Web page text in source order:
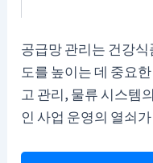
공급망 관리는 건강
도를 높이는 데 중요
고 관리, 물류 시스템
인 사업 운영의 열쇠